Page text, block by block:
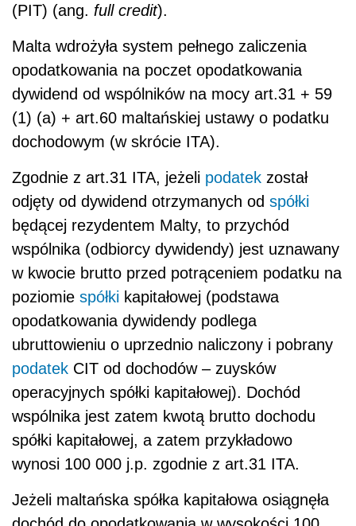
(PIT) (ang. full credit).
Malta wdrożyła system pełnego zaliczenia
opodatkowania na poczet opodatkowania
dywidend od wspólników na mocy art.31 + 59
(1) (a) + art.60 maltańskiej ustawy o podatku
dochodowym (w skrócie ITA).
Zgodnie z art.31 ITA, jeżeli podatek został
odjęty od dywidend otrzymanych od spółki
będącej rezydentem Malty, to przychód
wspólnika (odbiorcy dywidendy) jest uznawany
w kwocie brutto przed potrąceniem podatku na
poziomie spółki kapitałowej (podstawa
opodatkowania dywidendy podlega
ubruttowieniu o uprzednio naliczony i pobrany
podatek CIT od dochodów – zuysków
operacyjnych spółki kapitałowej). Dochód
wspólnika jest zatem kwotą brutto dochodu
spółki kapitałowej, a zatem przykładowo
wynosi 100 000 j.p. zgodnie z art.31 ITA.
Jeżeli maltańska spółka kapitałowa osiągnęła